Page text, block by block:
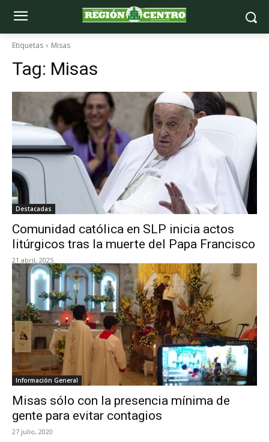
Etiquetas Misas
Tag: Misas
Destacadas
Comunidad católica en SLP inicia actos
litúrgicos tras la muerte del Papa Francisco
21 abril, 2025
Información General
Misas sólo con la presencia mínima de
gente para evitar contagios
27 julio, 2020